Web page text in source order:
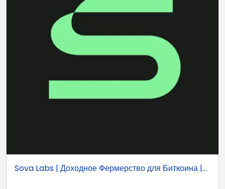
Sova Labs | Доходное Фермерство для Биткоина |...